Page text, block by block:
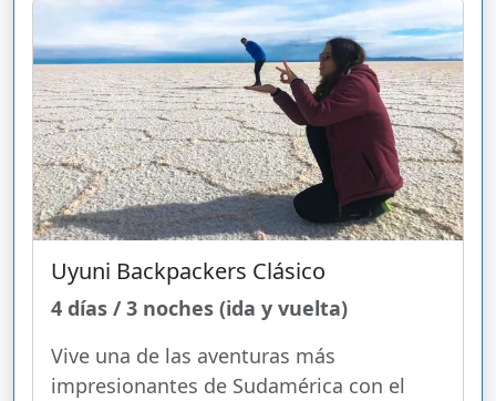
Uyuni Backpackers Clásico
4 días / 3 noches (ida y vuelta)
Vive una de las aventuras más
impresionantes de Sudamérica con el